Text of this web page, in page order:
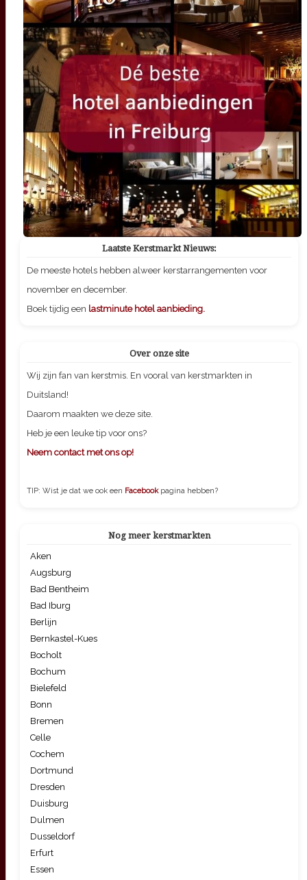
Laatste Kerstmarkt Nieuws:
De meeste hotels hebben alweer kerstarrangementen voor
november en december.
Boek tijdig een lastminute hotel aanbieding.
Over onze site
Wij zijn fan van kerstmis. En vooral van kerstmarkten in
Duitsland!
Daarom maakten we deze site.
Heb je een leuke tip voor ons?
Neem contact met ons op!
TIP: Wist je dat we ook een Facebook pagina hebben?
Nog meer kerstmarkten
Aken
Augsburg
Bad Bentheim
Bad Iburg
Berlijn
Bernkastel-Kues
Bocholt
Bochum
Bielefeld
Bonn
Bremen
Celle
Cochem
Dortmund
Dresden
Duisburg
Dulmen
Dusseldorf
Erfurt
Essen